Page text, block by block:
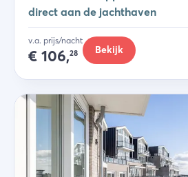
direct aan de jachthaven
v.a. prijs/nacht
€ 106,28 Bekijk